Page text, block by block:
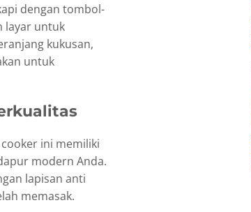
dengan tombol-
layar untuk
kukusan,
untuk
ini memiliki
modern Anda.
lapisan anti
memasak.